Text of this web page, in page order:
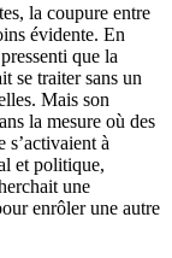
la coupure entre
évidente. En
que la
se traiter sans un
Mais son
la mesure où des
à
et politique,
une
enrôler une autre